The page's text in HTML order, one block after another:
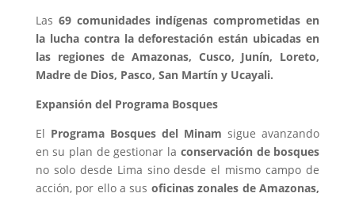
Las 69 comunidades indígenas comprometidas en
la lucha contra la deforestación están ubicadas en
las regiones de Amazonas, Cusco, Junín, Loreto,
Madre de Dios, Pasco, San Martín y Ucayali.
Expansión del Programa Bosques
El Programa Bosques del Minam sigue avanzando
en su plan de gestionar la conservación de bosques
no solo desde Lima sino desde el mismo campo de
acción, por ello a sus oficinas zonales de Amazonas,